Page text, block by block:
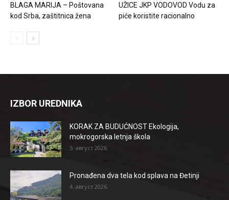
BLAGA MARIJA – Poštovana
kod Srba, zaštitnica žena
UŽICE JKP VODOVOD Vodu za
piće koristite racionalno
IZBOR UREDNIKA
KORAK ZA BUDUĆNOST Ekologija,
mokrogorska letnja škola
5. август 2026.
Pronađena dva tela kod splava na Đetinji
4. август 2026.